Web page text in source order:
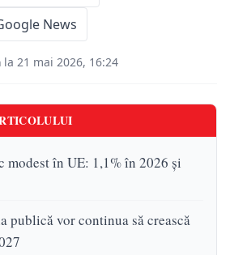
News
la 21 mai 2026, 16:24
modest în UE: 1,1% în 2026 și
publică vor continua să crească